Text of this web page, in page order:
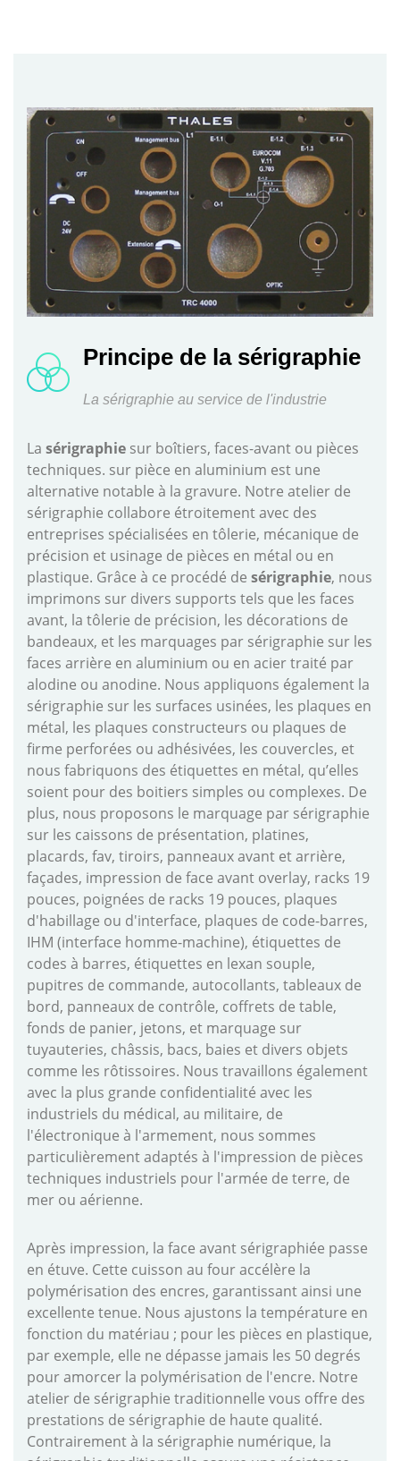
Principe de la sérigraphie
La sérigraphie au service de l'industrie
La sérigraphie sur boîtiers, faces-avant ou pièces
techniques. sur pièce en aluminium est une
alternative notable à la gravure. Notre atelier de
sérigraphie collabore étroitement avec des
entreprises spécialisées en tôlerie, mécanique de
précision et usinage de pièces en métal ou en
plastique. Grâce à ce procédé de sérigraphie, nous
imprimons sur divers supports tels que les faces
avant, la tôlerie de précision, les décorations de
bandeaux, et les marquages par sérigraphie sur les
faces arrière en aluminium ou en acier traité par
alodine ou anodine. Nous appliquons également la
sérigraphie sur les surfaces usinées, les plaques en
métal, les plaques constructeurs ou plaques de
firme perforées ou adhésivées, les couvercles, et
nous fabriquons des étiquettes en métal, qu’elles
soient pour des boitiers simples ou complexes. De
plus, nous proposons le marquage par sérigraphie
sur les caissons de présentation, platines,
placards, fav, tiroirs, panneaux avant et arrière,
façades, impression de face avant overlay, racks 19
pouces, poignées de racks 19 pouces, plaques
d'habillage ou d'interface, plaques de code-barres,
IHM (interface homme-machine), étiquettes de
codes à barres, étiquettes en lexan souple,
pupitres de commande, autocollants, tableaux de
bord, panneaux de contrôle, coffrets de table,
fonds de panier, jetons, et marquage sur
tuyauteries, châssis, bacs, baies et divers objets
comme les rôtissoires. Nous travaillons également
avec la plus grande confidentialité avec les
industriels du médical, au militaire, de
l'électronique à l'armement, nous sommes
particulièrement adaptés à l'impression de pièces
techniques industriels pour l'armée de terre, de
mer ou aérienne.
Après impression, la face avant sérigraphiée passe
en étuve. Cette cuisson au four accélère la
polymérisation des encres, garantissant ainsi une
excellente tenue. Nous ajustons la température en
fonction du matériau ; pour les pièces en plastique,
par exemple, elle ne dépasse jamais les 50 degrés
pour amorcer la polymérisation de l'encre. Notre
atelier de sérigraphie traditionnelle vous offre des
prestations de sérigraphie de haute qualité.
Contrairement à la sérigraphie numérique, la